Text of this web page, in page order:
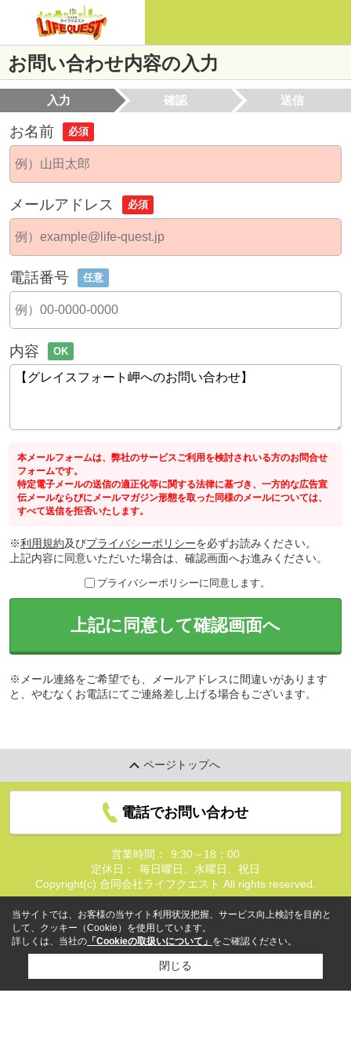
お問い合わせ内容の入力
入力 確認 送信
お名前 必須
メールアドレス 必須
電話番号 任意
内容 OK
本メールフォームは、弊社のサービスご利用を検討されいる方のお問合せ
フォームです。
特定電子メールの送信の適正化等に関する法律に基づき、一方的な広告宣
伝メールならびにメールマガジン形態を取った同様のメールについては、
すべて送信を拒否いたします。
※利用規約及びプライバシーポリシーを必ずお読みください。
上記内容に同意いただいた場合は、確認画面へお進みください。
プライバシーポリシーに同意します。
上記に同意して確認画面へ
※メール連絡をご希望でも、メールアドレスに間違いがあります
と、やむなくお電話にてご連絡差し上げる場合もございます。
ページトップへ
電話でお問い合わせ
営業時間：
9:30～18：00
定休日：
毎日曜日、水曜日、祝日
Copyright(c) 合同会社ライフクエスト All rights reserved.
当サイトでは、お客様の当サイト利用状況把握、サービス向上検討を目的と
して、クッキー（Cookie）を使用しています。
詳しくは、当社の 「Cookieの取扱いについて」 をご確認ください。
閉じる